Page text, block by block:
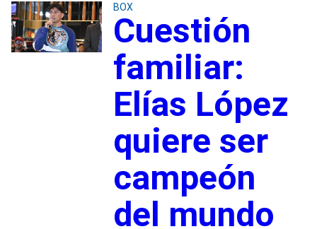
BOX
Cuestión
familiar:
Elías López
quiere ser
campeón
del mundo